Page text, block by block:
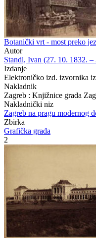
Botanički vrt - most preko
Autor
Standl, Ivan (27. 10. 1832. –
Izdanje
Elektroničko izd. izvornika
Nakladnik
Zagreb : Knjižnice grada
Nakladnički niz
Zagreb na pragu modernog
Zbirka
Grafička građa
2